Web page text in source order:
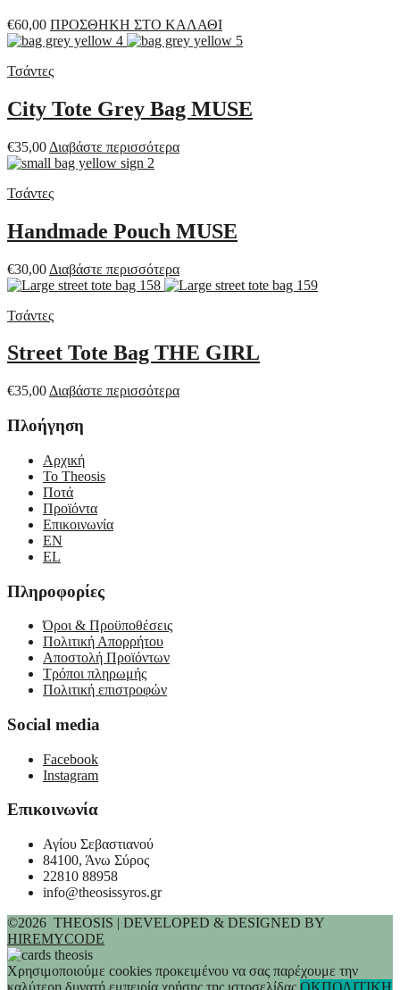
€60,00 ΠΡΟΣΘΗΚΗ ΣΤΟ ΚΑΛΑΘΙ
Τσάντες
City Tote Grey Bag MUSE
€35,00 Διαβάστε περισσότερα
Τσάντες
Handmade Pouch MUSE
€30,00 Διαβάστε περισσότερα
Τσάντες
Street Tote Bag THE GIRL
€35,00 Διαβάστε περισσότερα
Πλοήγηση
Αρχική
Το Theosis
Ποτά
Προϊόντα
Επικοινωνία
EN
EL
Πληροφορίες
Όροι & Προϋποθέσεις
Πολιτική Απορρήτου
Αποστολή Προϊόντων
Τρόποι πληρωμής
Πολιτική επιστροφών
Social media
Facebook
Instagram
Επικοινωνία
Αγίου Σεβαστιανού
84100, Άνω Σύρος
22810 88958
info@theosissyros.gr
©2026 THEOSIS | DEVELOPED & DESIGNED BY
HIREMYCODE
Χρησιμοποιούμε cookies προκειμένου να σας παρέχουμε την